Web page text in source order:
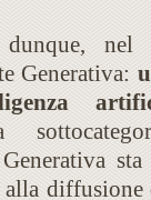
dunque, nel
Generativa:
sta